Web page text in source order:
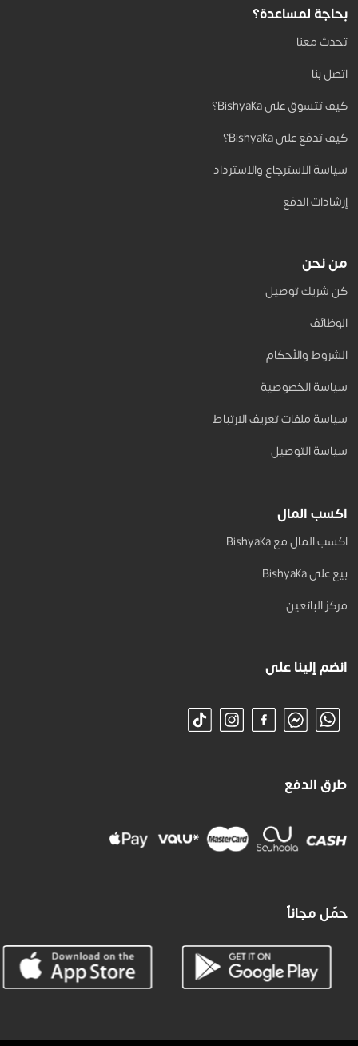
بحاجة لمساعدة؟
تحدث معنا
اتصل بنا
كيف تتسوق على Bishyaka؟
كيف تدفع على Bishyaka؟
سياسة الاسترجاع والاسترداد
إرشادات الدفع
من نحن
كن شريك توصيل
الوظائف
الشروط والأحكام
سياسة الخصوصية
سياسة ملفات تعريف الارتباط
سياسة التوصيل
اكسب المال
اكسب المال مع Bishyaka
بيع على Bishyaka
مركز البائعين
انضم إلينا على
طرق الدفع
حمّل مجاناً